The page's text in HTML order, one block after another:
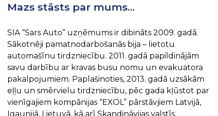
Mazs stāsts par mums…
SIA “Sars Auto” uzņēmums ir dibināts 2009. gadā.
Sākotnēji pamatnodarbošanās bija – lietotu
automašīnu tirdzniecību. 2011. gadā papildinājām
savu darbību ar kravas busu nomu un evakuatora
pakalpojumiem. Paplašinoties, 2013. gadā uzsākām
eļļu un smērvielu tirdzniecību, pēc gada kļūstot par
vienīgajiem kompānijas “EXOL” pārstāvjiem Latvijā,
Igaunijā, Lietuvā, kā arī Skandināvijas valstīs.